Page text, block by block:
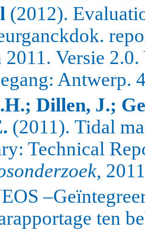
(2012).
2011. Versie
Antwerp.
Dillen, J.;
(2011). Tidal
Technical
,
ten